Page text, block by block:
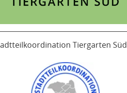
Tiergarten Süd